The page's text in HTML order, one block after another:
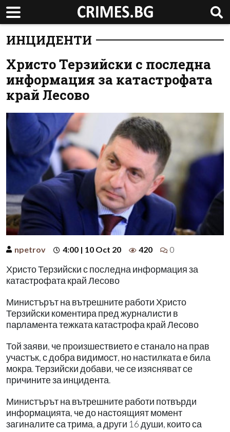
ИНЦИДЕНТИ
Христо Терзийски с последна
информация за катастрофата
край Лесово
npetrov 4:00 | 10 Oct 20 420 0
Христо Терзийски с последна информация за
катастрофата край Лесово
Министърът на вътрешните работи Христо
Терзийски коментира пред журналисти в
парламента тежката катастрофа край Лесово
Той заяви, че произшествието е станало на прав
участък, с добра видимост, но настилката е била
мокра. Терзийски добави, че се изясняват се
причините за инцидента.
Министърът на вътрешните работи потвърди
информацията, че до настоящият момент
загиналите са трима, а други 16 души, които са